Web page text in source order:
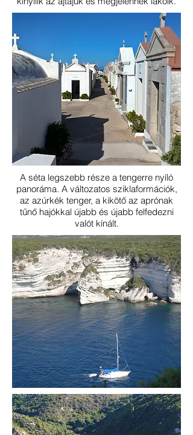
A séta legszebb része a tengerre nyíló
panoráma. A változatos sziklaformációk,
az azúrkék tenger, a kikötő az aprónak
tűnő hajókkal újabb és újabb felfedezni
valót kínált.